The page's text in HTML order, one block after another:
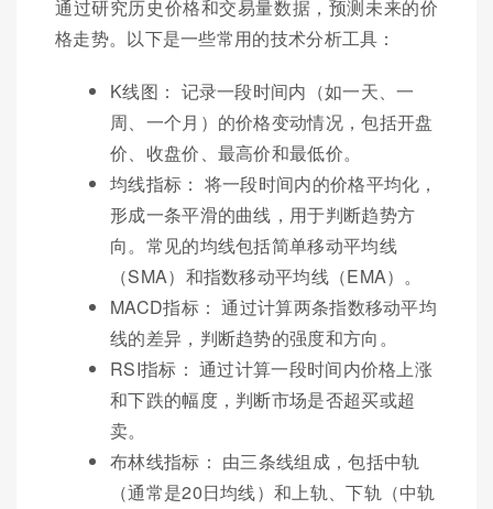
通过研究历史价格和交易量数据，预测未来的价
格走势。以下是一些常用的技术分析工具：
K线图： 记录一段时间内（如一天、一
周、一个月）的价格变动情况，包括开盘
价、收盘价、最高价和最低价。
均线指标： 将一段时间内的价格平均化，
形成一条平滑的曲线，用于判断趋势方
向。常见的均线包括简单移动平均线
（SMA）和指数移动平均线（EMA）。
MACD指标： 通过计算两条指数移动平均
线的差异，判断趋势的强度和方向。
RSI指标： 通过计算一段时间内价格上涨
和下跌的幅度，判断市场是否超买或超
卖。
布林线指标： 由三条线组成，包括中轨
（通常是20日均线）和上轨、下轨（中轨